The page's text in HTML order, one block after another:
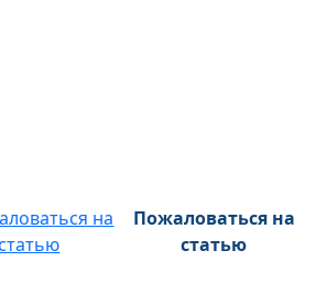
Пожаловаться на
статью